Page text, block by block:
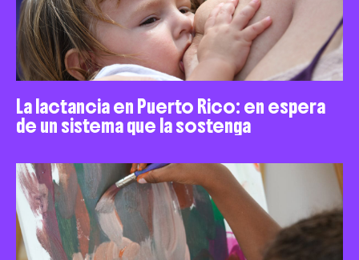
La lactancia en Puerto Rico: en espera
de un sistema que la sostenga